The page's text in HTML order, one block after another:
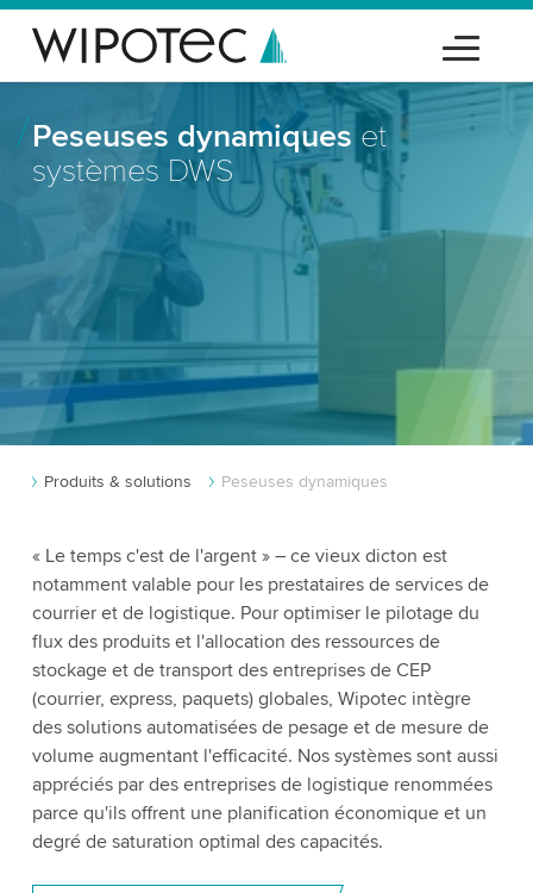
Peseuses dynamiques et
systèmes DWS
Produits & solutions Peseuses dynamiques
« Le temps c'est de l'argent » – ce vieux dicton est
notamment valable pour les prestataires de services de
courrier et de logistique. Pour optimiser le pilotage du
flux des produits et l'allocation des ressources de
stockage et de transport des entreprises de CEP
(courrier, express, paquets) globales, Wipotec intègre
des solutions automatisées de pesage et de mesure de
volume augmentant l'efficacité. Nos systèmes sont aussi
appréciés par des entreprises de logistique renommées
parce qu'ils offrent une planification économique et un
degré de saturation optimal des capacités.